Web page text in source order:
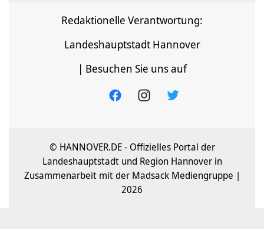
Redaktionelle Verantwortung:
Landeshauptstadt Hannover
| Besuchen Sie uns auf
© HANNOVER.DE - Offizielles Portal der
Landeshauptstadt und Region Hannover in
Zusammenarbeit mit der Madsack Mediengruppe |
2026